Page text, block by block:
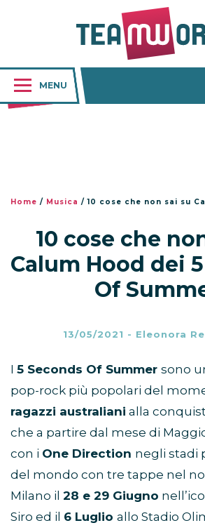
MENU
Home / Musica /10 cose che non sai su Calum
10 cose che
Calum Hood dei
Of
13/05/2021 - Eleonora
I 5 Seconds Of Summer sono
pop-rock più popolari del
ragazzi australiani alla
che a partire dal mese di
con i One Direction negli stadi
del mondo con tre tappe nel
Milano il 28 e 29 Giugno
Siro ed il 6 Luglio allo Stadio